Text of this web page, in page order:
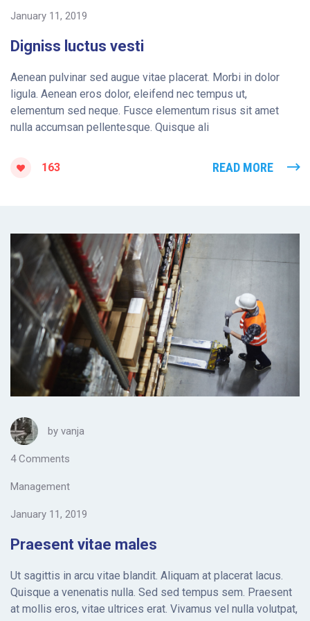
January 11, 2019
Digniss luctus vesti
Aenean pulvinar sed augue vitae placerat. Morbi in dolor
ligula. Aenean eros dolor, eleifend nec tempus ut,
elementum sed neque. Fusce elementum risus sit amet
nulla accumsan pellentesque. Quisque ali
163 READ MORE
by vanja
4 Comments
Management
January 11, 2019
Praesent vitae males
Ut sagittis in arcu vitae blandit. Aliquam at placerat lacus.
Quisque a venenatis nulla. Sed sed tempus sem. Praesent
at mollis eros, vitae ultrices erat. Vivamus vel nulla volutpat,